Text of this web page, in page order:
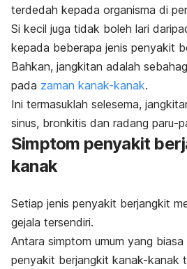
terdedah kepada organisma di
Si kecil juga tidak boleh lari
kepada beberapa jenis penyakit
Bahkan, jangkitan adalah
pada zaman kanak-kanak.
Ini termasuklah selesema,
sinus, bronkitis dan radang paru-
Simptom penyakit
kanak
Setiap jenis penyakit berjangkit
gejala tersendiri.
Antara simptom umum yang
penyakit berjangkit kanak-kanak